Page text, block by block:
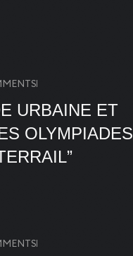
URBAINE ET
OLYMPIADES